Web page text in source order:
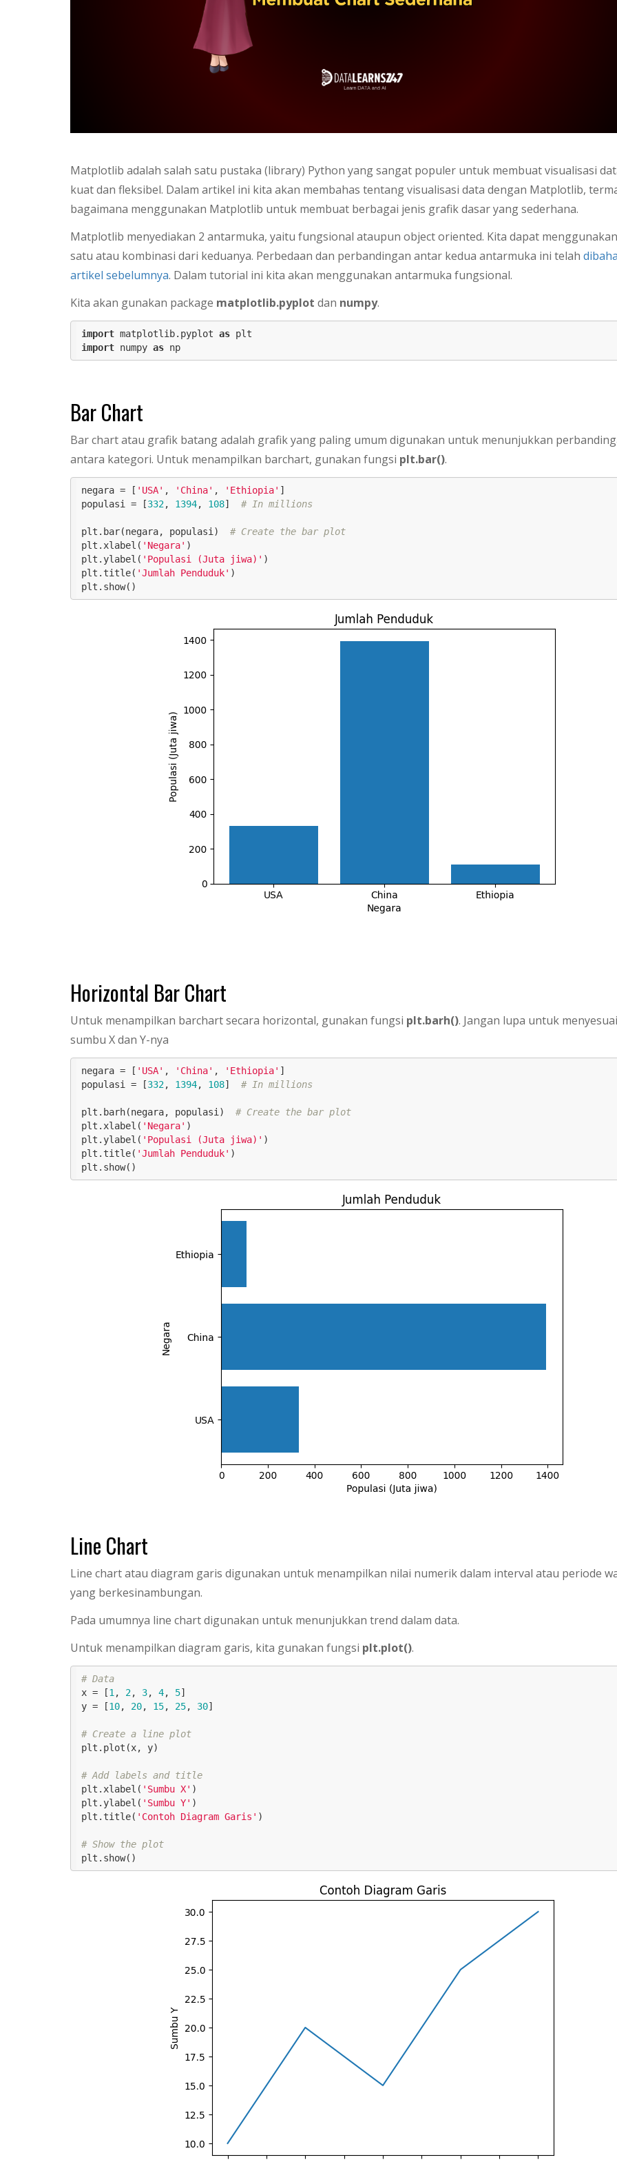
Matplotlib adalah salah satu pustaka (library) Python yang sangat populer untuk membuat visualisasi
kuat dan fleksibel. Dalam artikel ini kita akan membahas tentang visualisasi data dengan Matplotlib,
bagaimana menggunakan Matplotlib untuk membuat berbagai jenis grafik dasar yang sederhana.
Matplotlib menyediakan 2 antarmuka, yaitu fungsional ataupun object oriented. Kita dapat
satu atau kombinasi dari keduanya. Perbedaan dan perbandingan antar kedua antarmuka ini telah
artikel sebelumnya. Dalam tutorial ini kita akan menggunakan antarmuka fungsional.
Kita akan gunakan package matplotlib.pyplot dan numpy.
import matplotlib.pyplot as
import numpy as np
Bar Chart
Bar chart atau grafik batang adalah grafik yang paling umum digunakan untuk menunjukkan
antara kategori. Untuk menampilkan barchart, gunakan fungsi plt.bar().
negara = [ 'USA' , 'China' , 'Ethiopia' ]
populasi = [332, 1394, 108] # In millions
plt.bar(negara, populasi) # Create the bar plot
plt.xlabel( 'Negara' )
plt.ylabel( 'Populasi (Juta jiwa)' )
plt.title( 'Jumlah Penduduk' )
plt.show()
Horizontal Bar Chart
Untuk menampilkan barchart secara horizontal, gunakan fungsi plt.barh(). Jangan lupa untuk
sumbu X dan Y-nya
negara = [ 'USA' , 'China' , 'Ethiopia' ]
populasi = [332, 1394, 108] # In millions
plt.barh(negara, populasi) # Create the bar plot
plt.xlabel( 'Negara' )
plt.ylabel( 'Populasi (Juta jiwa)' )
plt.title( 'Jumlah Penduduk' )
plt.show()
Line Chart
Line chart atau diagram garis digunakan untuk menampilkan nilai numerik dalam interval atau periode
yang berkesinambungan.
Pada umumnya line chart digunakan untuk menunjukkan trend dalam data.
Untuk menampilkan diagram garis, kita gunakan fungsi plt.plot().
# Data
x = [1 , 2, 3, 4, 5]
y = [10, 20, 15, 25, 30]
# Create a line plot
plt.plot(x, y)
# Add labels and title
plt.xlabel( 'Sumbu X' )
plt.ylabel( 'Sumbu Y' )
plt.title( 'Contoh Diagram Garis' )
# Show the plot
plt.show()